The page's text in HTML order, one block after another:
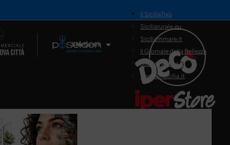
Il Network
il SiciliaTivù
Siciliarurale.eu
Siciliammare.it
Il Giornale della Bellezza
Siciliamedica.it
Sanitainsicilia.it